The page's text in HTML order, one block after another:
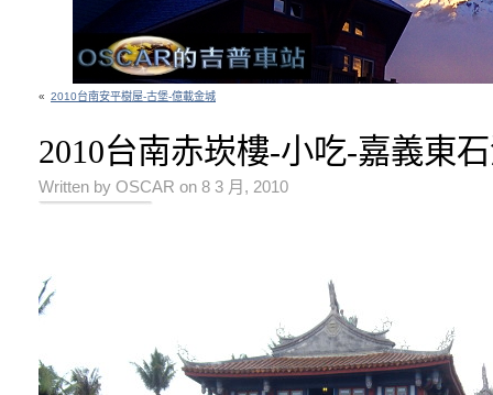
« 2010台南安平樹屋-古堡-億載金城
2010台南赤崁樓-小吃-嘉義東
Written by OSCAR on 8 3 月, 2010